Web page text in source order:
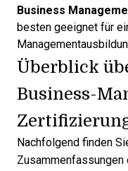
Business
besten geeignet für
Überblick
Business-
Nachfolgend finden